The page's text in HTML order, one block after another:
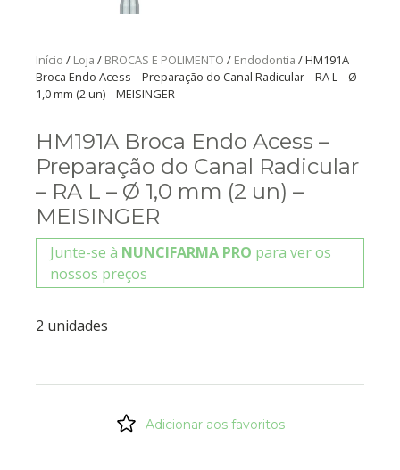
Início / Loja / BROCAS E POLIMENTO / Endodontia / HM191A
Broca Endo Acess – Preparação do Canal Radicular – RA L – Ø
1,0 mm (2 un) – MEISINGER
HM191A Broca Endo Acess –
Preparação do Canal Radicular
– RA L – Ø 1,0 mm (2 un) –
MEISINGER
Junte-se à NUNCIFARMA PRO para ver os
nossos preços
2 unidades
Adicionar aos favoritos